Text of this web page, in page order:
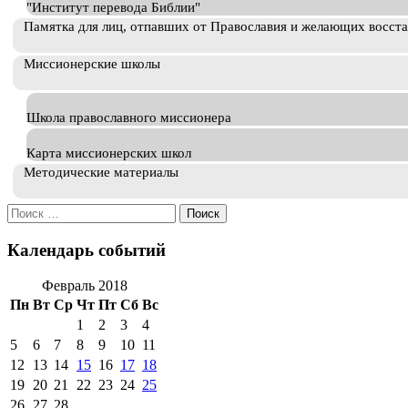
"Институт перевода Библии"
Памятка для лиц, отпавших от Православия и желающих
Миссионерские школы
Школа православного миссионера
Карта миссионерских школ
Методические материалы
Искать:
Календарь событий
Февраль 2018
Пн Вт Ср Чт Пт Сб Вс
1 2 3
4
5
6 7 8 9 10 11
12
13 14 15 16 17 18
19 20 21 22 23 24 25
26 27 28